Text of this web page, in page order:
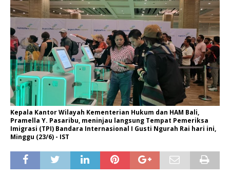
Kepala Kantor Wilayah Kementerian Hukum dan HAM Bali,
Pramella Y. Pasaribu, meninjau langsung Tempat Pemeriksa
Imigrasi (TPI) Bandara Internasional I Gusti Ngurah Rai hari ini,
Minggu (23/6) - IST